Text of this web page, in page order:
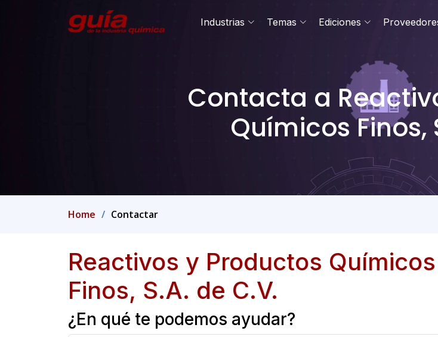
Industrias Temas Ediciones
Contacta a
Químicos Finos,
Home Contactar
Reactivos y Productos Químicos
Finos, S.A. de C.V.
¿En qué te podemos ayudar?